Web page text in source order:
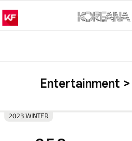
Entertainment >
2023 WINTER